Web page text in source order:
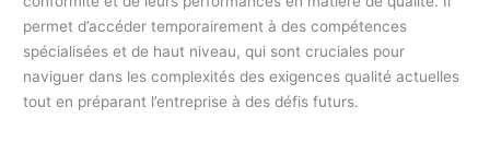
permet d’accéder temporairement à des compétences
spécialisées et de haut niveau, qui sont cruciales pour
naviguer dans les complexités des exigences qualité actuelles
tout en préparant l’entreprise à des défis futurs.